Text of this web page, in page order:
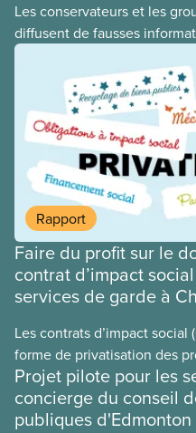
​Les conservateurs et les
diffusent de fausses
2ELGBTQI+ dans l’espoir de
nos rangs. En ciblant les
à détourner l’attention de
antiouvrières et alimentent
personnes vulnérables à
gouvernements de droite
division règne, lorsque les
travailleurs n’unissent pas
coupes dans les services
de la vie ou tout autre
Rapport
Faire du profit sur le
contrat d’impact
services de garde à
Les contrats d’impact social
forme de privatisation des
sont mis de l’avant dans de
Canada. Cette étude de cas
revers des CIS en utilisant
Projet pilote pour les
concierge du conseil
publiques d'Edmonton